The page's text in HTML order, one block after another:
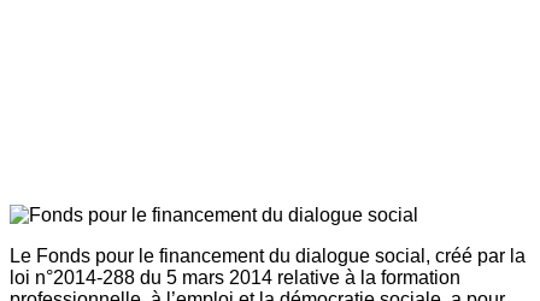
Le Fonds pour le financement du dialogue social, créé par la
loi n°2014-288 du 5 mars 2014 relative à la formation